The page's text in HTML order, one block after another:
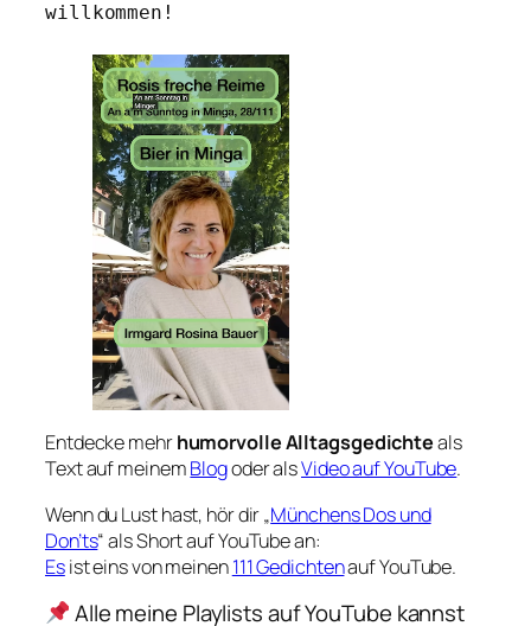
willkommen!
Entdecke mehrhumorvolle Alltagsgedichteals
Text auf meinemBlogoder alsVideo auf YouTube.
Wenn du Lust hast, hör dir „Münchens Dos und
Don’ts“ als Short auf YouTube an:
Esist eins von meinen111 Gedichtenauf YouTube.
Alle meine Playlists auf YouTube kannst